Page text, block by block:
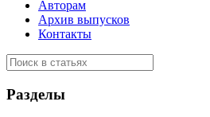
Авторам
Архив выпусков
Контакты
Разделы